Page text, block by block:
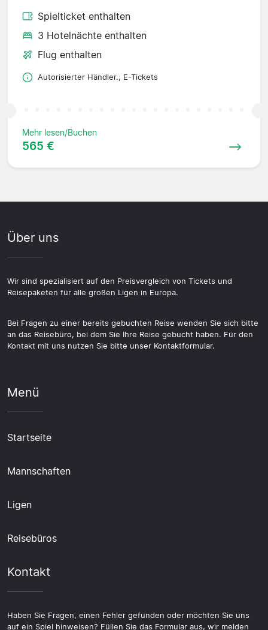
Spielticket enthalten
3 Hotelnächte enthalten
Flug enthalten
Autorisierter Händler., E-Tickets
Mehr lesen/Buchen
565 €
Über uns
Wir sind spezialisiert auf den Preisvergleich von Tickets und
Reisepaketen für alle großen Ligen in Europa.
Bei Fragen zu einer bereits gebuchten Reise wenden Sie sich bitte
an das Reisebüro, bei dem Sie Ihre Reise gebucht haben. Für den
Kontakt mit uns nutzen Sie bitte unser Kontaktformular.
Menü
Startseite
Mannschaften
Ligen
Reisebüros
Kontakt
Haben Sie Fragen, einen Fehler gefunden oder möchten Sie uns
auf ein Spiel hinweisen? Füllen Sie das Formular aus, wir melden